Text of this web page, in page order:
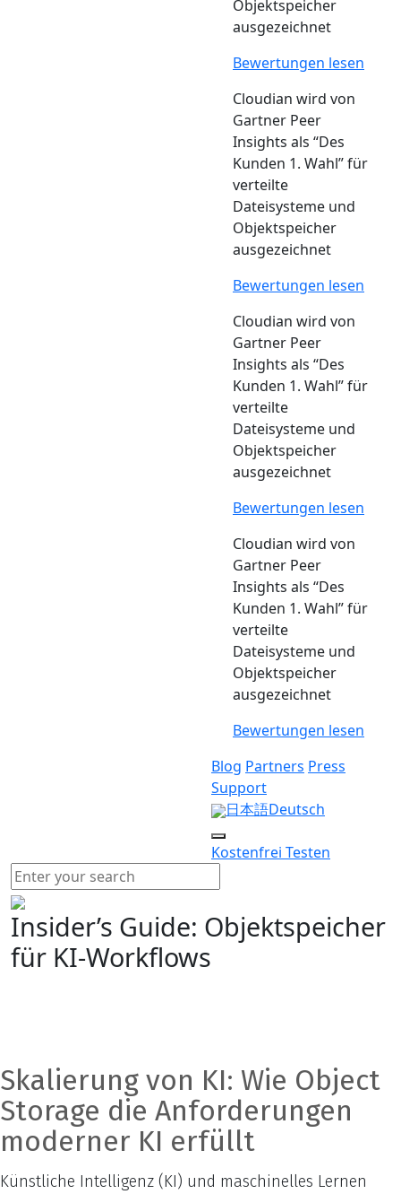
Objektspeicher
ausgezeichnet
Bewertungen lesen
Cloudian wird von
Gartner Peer
Insights als “Des
Kunden 1. Wahl” für
verteilte
Dateisysteme und
Objektspeicher
ausgezeichnet
Bewertungen lesen
Cloudian wird von
Gartner Peer
Insights als “Des
Kunden 1. Wahl” für
verteilte
Dateisysteme und
Objektspeicher
ausgezeichnet
Bewertungen lesen
Cloudian wird von
Gartner Peer
Insights als “Des
Kunden 1. Wahl” für
verteilte
Dateisysteme und
Objektspeicher
ausgezeichnet
Bewertungen lesen
Blog Partners Press
Support
日本語Deutsch
Kostenfrei Testen
Insider’s Guide: Objektspeicher
für KI-Workflows
Skalierung von KI: Wie Object
Storage die Anforderungen
moderner KI erfüllt
Künstliche Intelligenz (KI) und maschinelles Lernen